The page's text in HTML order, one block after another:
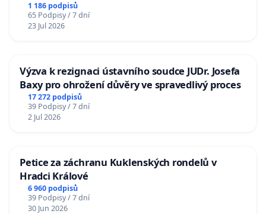
1 186 podpisů
65 Podpisy / 7 dní
23 Jul 2026
Výzva k rezignaci ústavního soudce JUDr. Josefa
Baxy pro ohrožení důvěry ve spravedlivý proces
17 272 podpisů
39 Podpisy / 7 dní
2 Jul 2026
Petice za záchranu Kuklenských rondelů v
Hradci Králové
6 960 podpisů
39 Podpisy / 7 dní
30 Jun 2026